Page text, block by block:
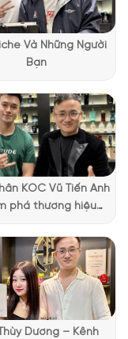
mà còn với thiết
hình lăng trụ không
là biểu tượng của
đầy đủ vẻ ngoài và
một cách rõ ràng
Và Những Người
Bạn
KOC Vũ Tiến Anh
phá thương hiệu
Dương – Kênh